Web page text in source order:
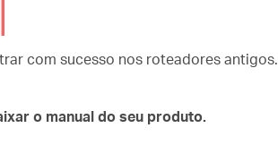
com sucesso nos roteadores antigos.
o manual do seu produto.